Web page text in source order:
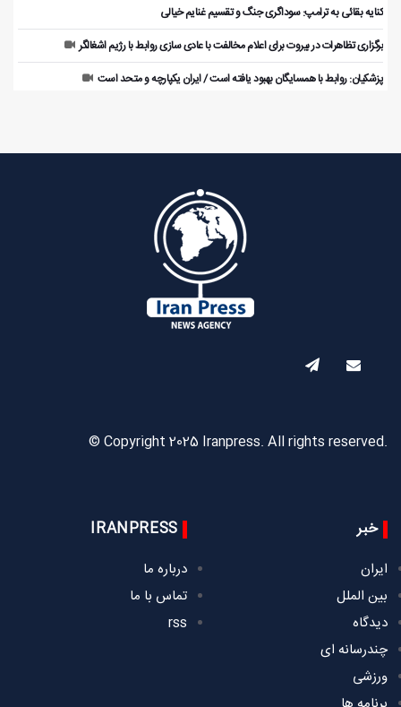
کنایه بقائی به ترامپ: سوداگری جنگ و تقسیم غنایم خیالی
برگزاری تظاهرات در بیروت برای اعلام مخالفت با عادی سازی روابط با رژیم اشغالگر
پزشکیان: روابط با همسایگان بهبود یافته است / ایران یکپارچه و متحد است
© Copyright 2025 Iranpress. All rights reserved.
خبر
ایران
بین الملل
دیدگاه
چندرسانه ای
ورزشی
IRANPRESS
درباره ما
تماس با ما
rss